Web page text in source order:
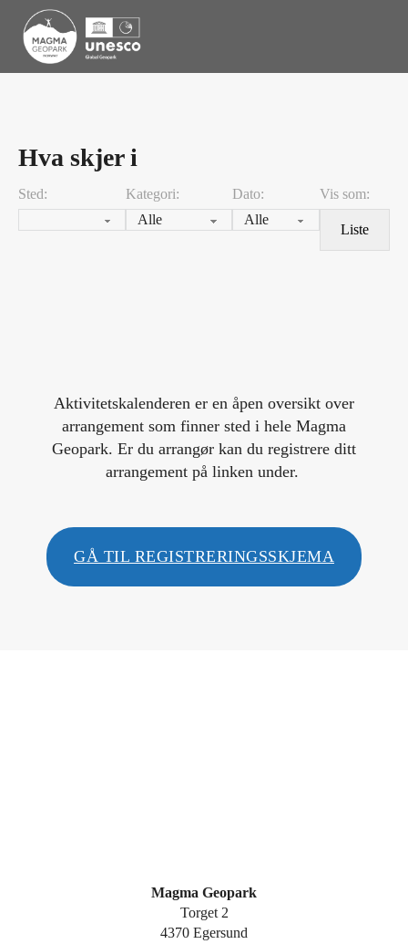
Hva skjer i
Sted: Kategori: Dato: Vis som:
Liste
Aktivitetskalenderen er en åpen oversikt over
arrangement som finner sted i hele Magma
Geopark. Er du arrangør kan du registrere ditt
arrangement på linken under.
GÅ TIL REGISTRERINGSSKJEMA
Magma Geopark
Torget 2
4370 Egersund